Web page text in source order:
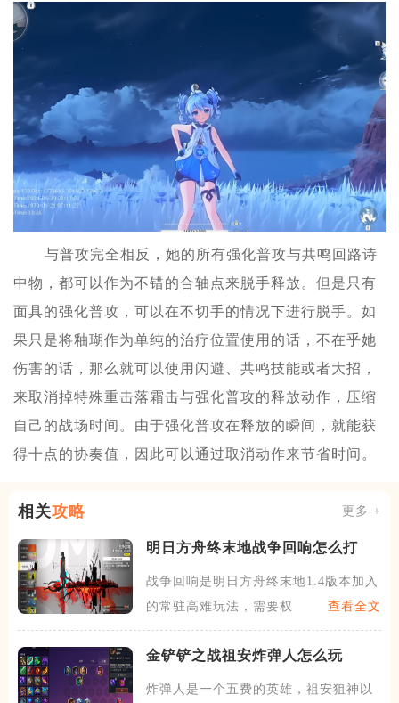
与普攻完全相反，她的所有强化普攻与共鸣回路诗
中物，都可以作为不错的合轴点来脱手释放。但是只有
面具的强化普攻，可以在不切手的情况下进行脱手。如
果只是将釉瑚作为单纯的治疗位置使用的话，不在乎她
伤害的话，那么就可以使用闪避、共鸣技能或者大招，
来取消掉特殊重击落霜击与强化普攻的释放动作，压缩
自己的战场时间。由于强化普攻在释放的瞬间，就能获
得十点的协奏值，因此可以通过取消动作来节省时间。
相关攻略 更多 +
明日方舟终末地战争回响怎么打
战争回响是明日方舟终末地1.4版本加入
的常驻高难玩法，需要权
查看全文
金铲铲之战祖安炸弹人怎么玩
炸弹人是一个五费的英雄，祖安狙神以